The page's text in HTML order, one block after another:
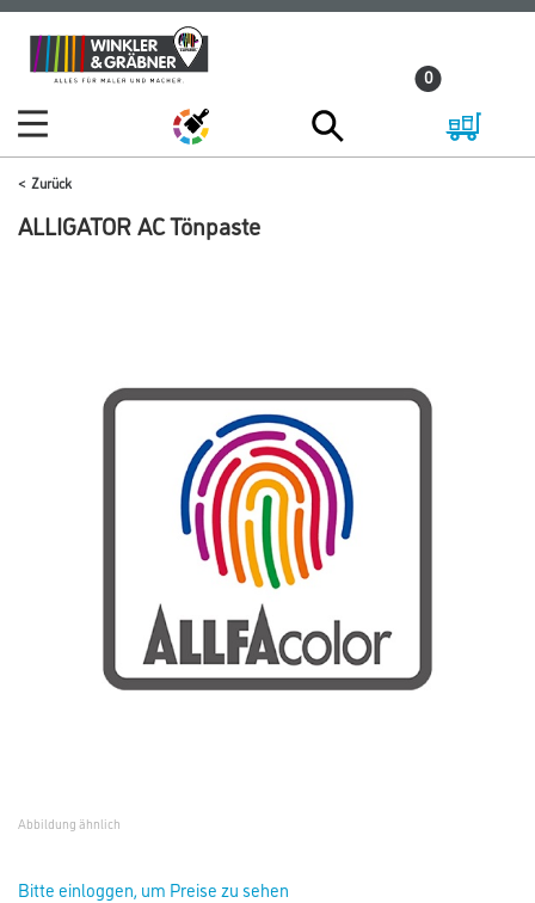
Zum
Inhalt
Zum
Navigationsmenü
0
Zurück
ALLIGATOR AC Tönpaste
Abbildung ähnlich
Bitte einloggen, um Preise zu sehen